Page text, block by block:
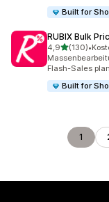
Built for
RUBIX Bulk
4,9von 5
(130)
130 •
Flash-Sales
Built for
1